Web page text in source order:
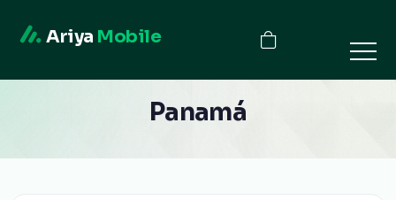
Ariya Mobile
Panamá